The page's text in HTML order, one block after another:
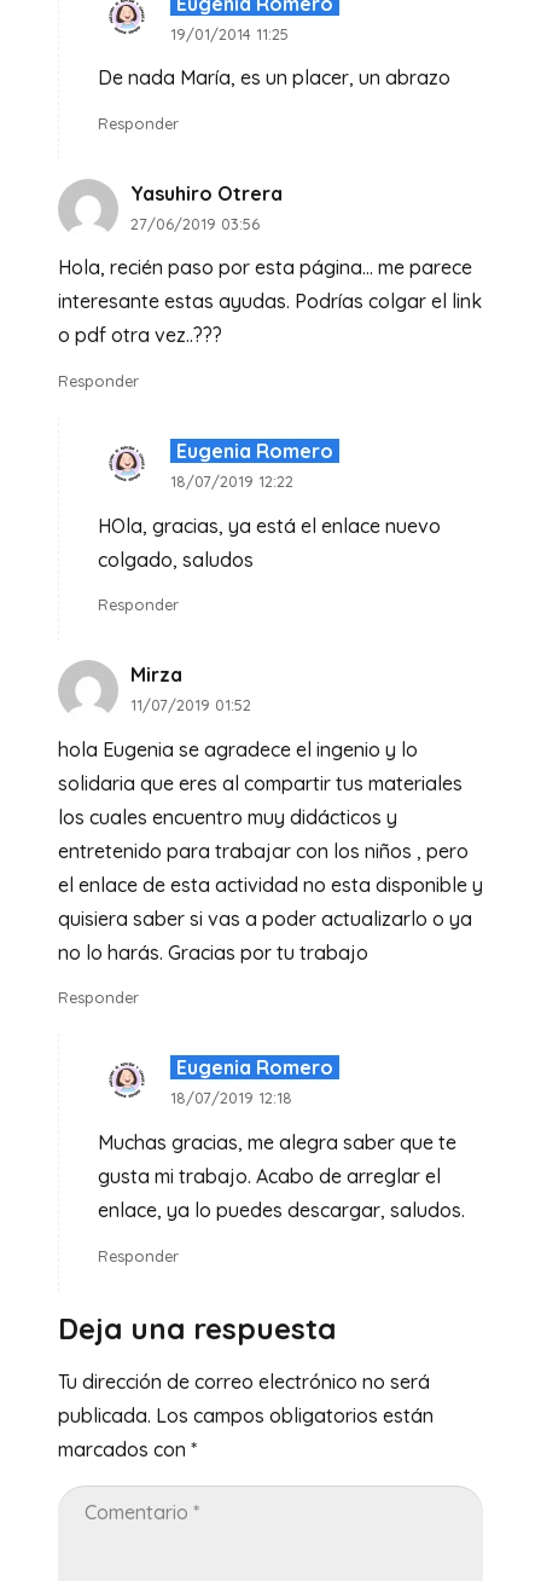
19/01/2014 11:25
De nada María, es un placer, un abrazo
Responder
Yasuhiro Otrera
27/06/2019 03:56
Hola, recién paso por esta página… me parece
interesante estas ayudas. Podrías colgar el link
o pdf otra vez..???
Responder
Eugenia Romero
18/07/2019 12:22
HOla, gracias, ya está el enlace nuevo
colgado, saludos
Responder
Mirza
11/07/2019 01:52
hola Eugenia se agradece el ingenio y lo
solidaria que eres al compartir tus materiales
los cuales encuentro muy didácticos y
entretenido para trabajar con los niños , pero
el enlace de esta actividad no esta disponible y
quisiera saber si vas a poder actualizarlo o ya
no lo harás. Gracias por tu trabajo
Responder
Eugenia Romero
18/07/2019 12:18
Muchas gracias, me alegra saber que te
gusta mi trabajo. Acabo de arreglar el
enlace, ya lo puedes descargar, saludos.
Responder
Deja una respuesta
Tu dirección de correo electrónico no será
publicada. Los campos obligatorios están
marcados con *